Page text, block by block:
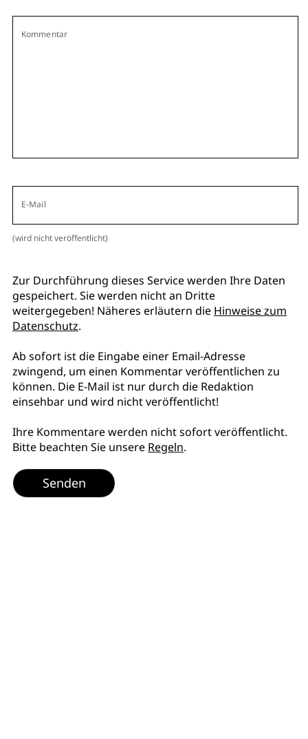
Kommentar
E-Mail
(wird nicht veröffentlicht)
Zur Durchführung dieses Service werden Ihre Daten
gespeichert. Sie werden nicht an Dritte
weitergegeben! Näheres erläutern die Hinweise zum
Datenschutz.
Ab sofort ist die Eingabe einer Email-Adresse
zwingend, um einen Kommentar veröffentlichen zu
können. Die E-Mail ist nur durch die Redaktion
einsehbar und wird nicht veröffentlicht!
Ihre Kommentare werden nicht sofort veröffentlicht.
Bitte beachten Sie unsere Regeln.
Senden